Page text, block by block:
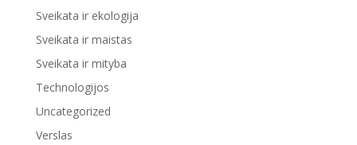
Sveikata ir ekologija
Sveikata ir maistas
Sveikata ir mityba
Technologijos
Uncategorized
Verslas